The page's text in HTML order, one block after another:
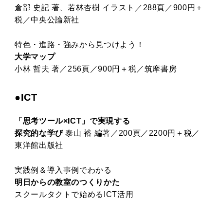
倉部 史記 著、若林杏樹 イラスト／288頁／900円＋
税／中央公論新社
特色・進路・強みから見つけよう！
大学マップ
小林 哲夫 著／256頁／900円＋税／筑摩書房
●ICT
「思考ツール×ICT」で実現する
探究的な学び泰山 裕 編著／200頁／2200円＋税／
東洋館出版社
実践例＆導入事例でわかる
明日からの教室のつくりかた
スクールタクトで始めるICT活用